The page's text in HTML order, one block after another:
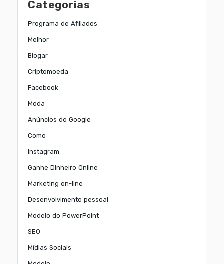
Categorias
Programa de Afiliados
Melhor
Blogar
Criptomoeda
Facebook
Moda
Anúncios do Google
Como
Instagram
Ganhe Dinheiro Online
Marketing on-line
Desenvolvimento pessoal
Modelo do PowerPoint
SEO
Mídias Sociais